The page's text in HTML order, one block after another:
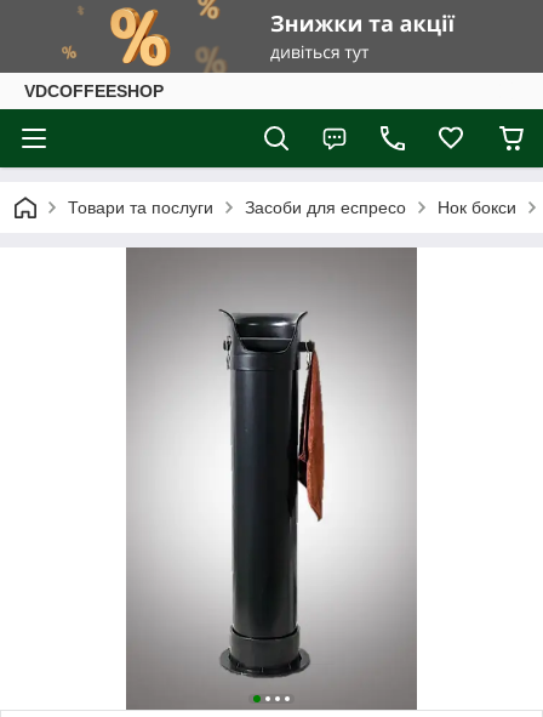
VDCOFFEESHOP
Товари та послуги Засоби для еспресо Нок бокси